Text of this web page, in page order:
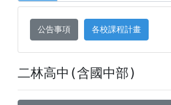
公告事項 各校課程計畫
二林高中(含國中部)